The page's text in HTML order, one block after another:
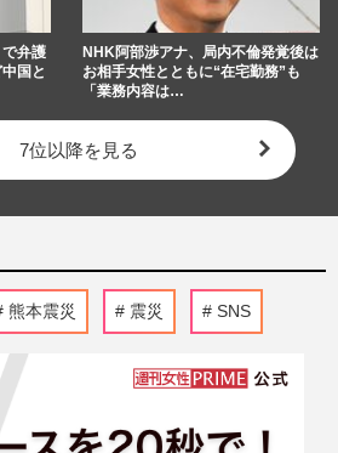
弁護
国と
NHK阿部渉アナ、局内不倫発覚後は
お相手女性とともに“在宅勤務”も
「業務内容は…
7位以降を見る
熊本震災 震災 SNS